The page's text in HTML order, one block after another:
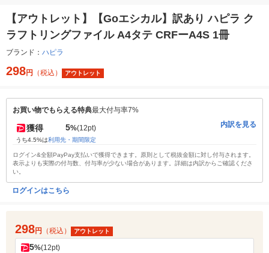
【アウトレット】【Goエシカル】訳あり ハピラ ク
ラフトリングファイル A4タテ CRFーA4S 1冊
ブランド： ハピラ
298円 （税込） アウトレット
お買い物でもらえる特典最大付与率7%
獲得 5%(12pt)
うち4.5%は利用先・期間限定
内訳を見る
ログイン&全額PayPay支払いで獲得できます。原則として税抜金額に対し付与されます。
表示よりも実際の付与数、付与率が少ない場合があります。詳細は内訳からご確認くださ
い。
ログインはこちら
298円 （税込） アウトレット
5%(12pt)